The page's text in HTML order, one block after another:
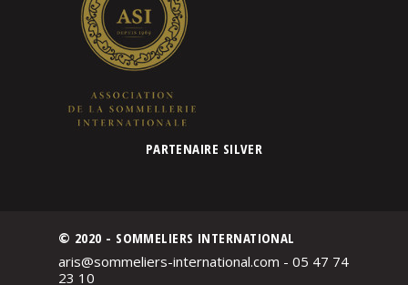
PARTENAIRE SILVER
© 2020 - SOMMELIERS INTERNATIONAL
aris@sommeliers-international.com - 05 47 74
23 10